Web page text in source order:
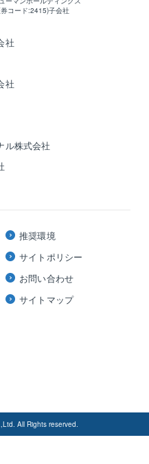
コード:2415)子会社
社
社
ル株式会社
推奨環境
サイトポリシー
お問い合わせ
サイトマップ
All Rights reserved.